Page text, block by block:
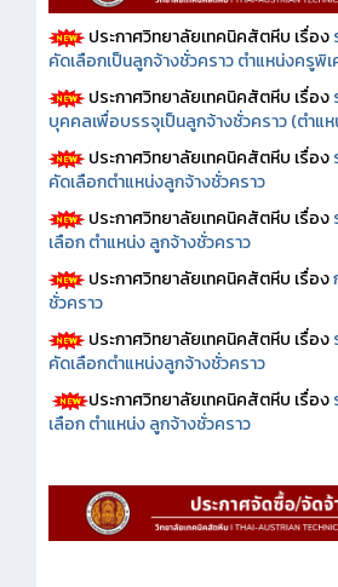
ประกาศวิทยาลัยเทคนิคสัตหีบ เรื่อง
คัดเลือกเป็นลูกจ้างชั่วคราว ตำแหน่งครูพิ
ประกาศวิทยาลัยเทคนิคสัตหีบ เรื่อง
บุคคลเพื่อบรรจุเป็นลูกจ้างชั่วคราว (ตำแ
ประกาศวิทยาลัยเทคนิคสัตหีบ เรื่อง
คัดเลือกตำแหน่งลูกจ้างชั่วคราว
ประกาศวิทยาลัยเทคนิคสัตหีบ เรื่อง
เลือก ตำแหน่ง ลูกจ้างชั่วคราว
ประกาศวิทยาลัยเทคนิคสัตหีบ เรื่อง
ชั่วคราว
ประกาศวิทยาลัยเทคนิคสัตหีบ เรื่อง
คัดเลือกตำแหน่งลูกจ้างชั่วคราว
ประกาศวิทยาลัยเทคนิคสัตหีบ เรื่อง
เลือก ตำแหน่ง ลูกจ้างชั่วคราว